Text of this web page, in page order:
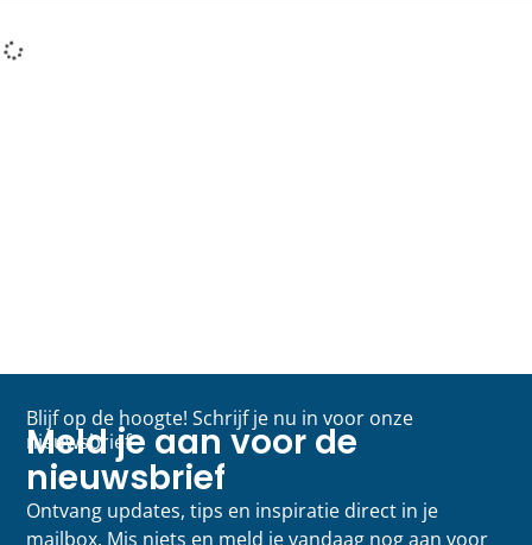
Blijf op de hoogte! Schrijf je nu in voor onze
nieuwsbrief
Meld je aan voor de
nieuwsbrief
Ontvang updates, tips en inspiratie direct in je
mailbox. Mis niets en meld je vandaag nog aan voor